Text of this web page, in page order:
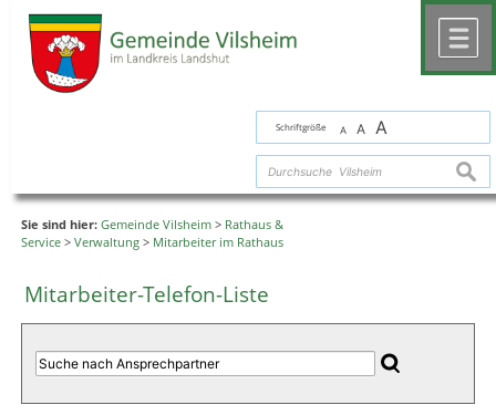
Schriftgröße A A A
Sie sind hier: Gemeinde Vilsheim > Rathaus &
Service > Verwaltung > Mitarbeiter im Rathaus
Mitarbeiter-Telefon-Liste